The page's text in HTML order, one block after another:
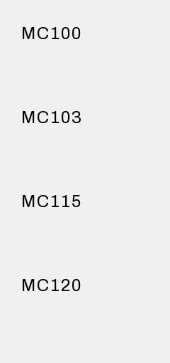
MC100
MC103
MC115
MC120